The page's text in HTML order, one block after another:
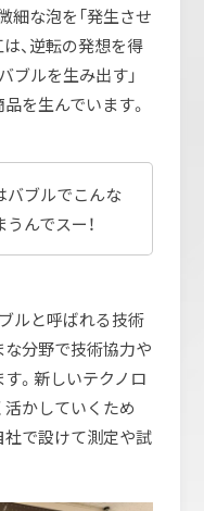
細な泡を「発生させ
、逆転の発想を得
ブルを生み出す」
を生んでいます。
バブルでこんな
んでスー！
ルと呼ばれる技術
な分野で技術協力や
。新しいテクノロ
活かしていくため
社で設けて測定や試